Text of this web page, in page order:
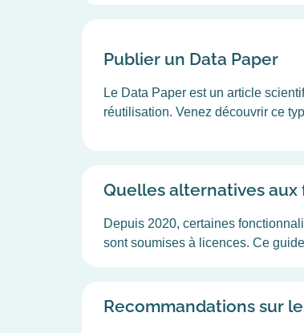
Publier un Data Paper
Le Data Paper est un article
réutilisation. Venez découvrir ce
Quelles alternatives
Depuis 2020, certaines
sont soumises à licences. Ce
Recommandations sur